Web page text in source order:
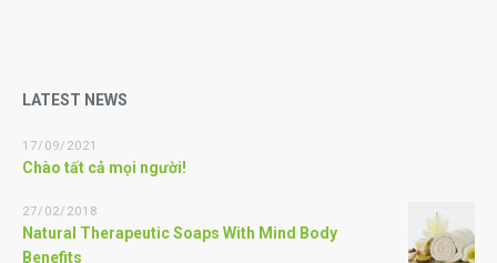
LATEST NEWS
17/09/2021
Chào tất cả mọi người!
27/02/2018
Natural Therapeutic Soaps With Mind Body
Benefits